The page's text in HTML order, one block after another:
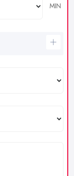
MIN